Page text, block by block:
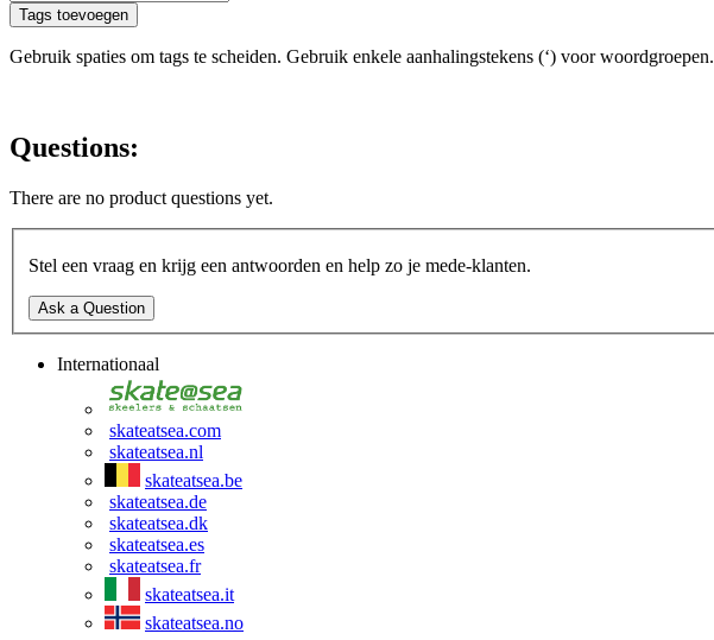
Tags toevoegen
Gebruik spaties om tags te scheiden. Gebruik enkele aanhalingstekens (‘) voor woordgroepen.
Questions:
There are no product questions yet.
Stel een vraag en krijg een antwoorden en help zo je mede-klanten.
Ask a Question
Internationaal
skateatsea.com
skateatsea.nl
skateatsea.be
skateatsea.de
skateatsea.dk
skateatsea.es
skateatsea.fr
skateatsea.it
skateatsea.no